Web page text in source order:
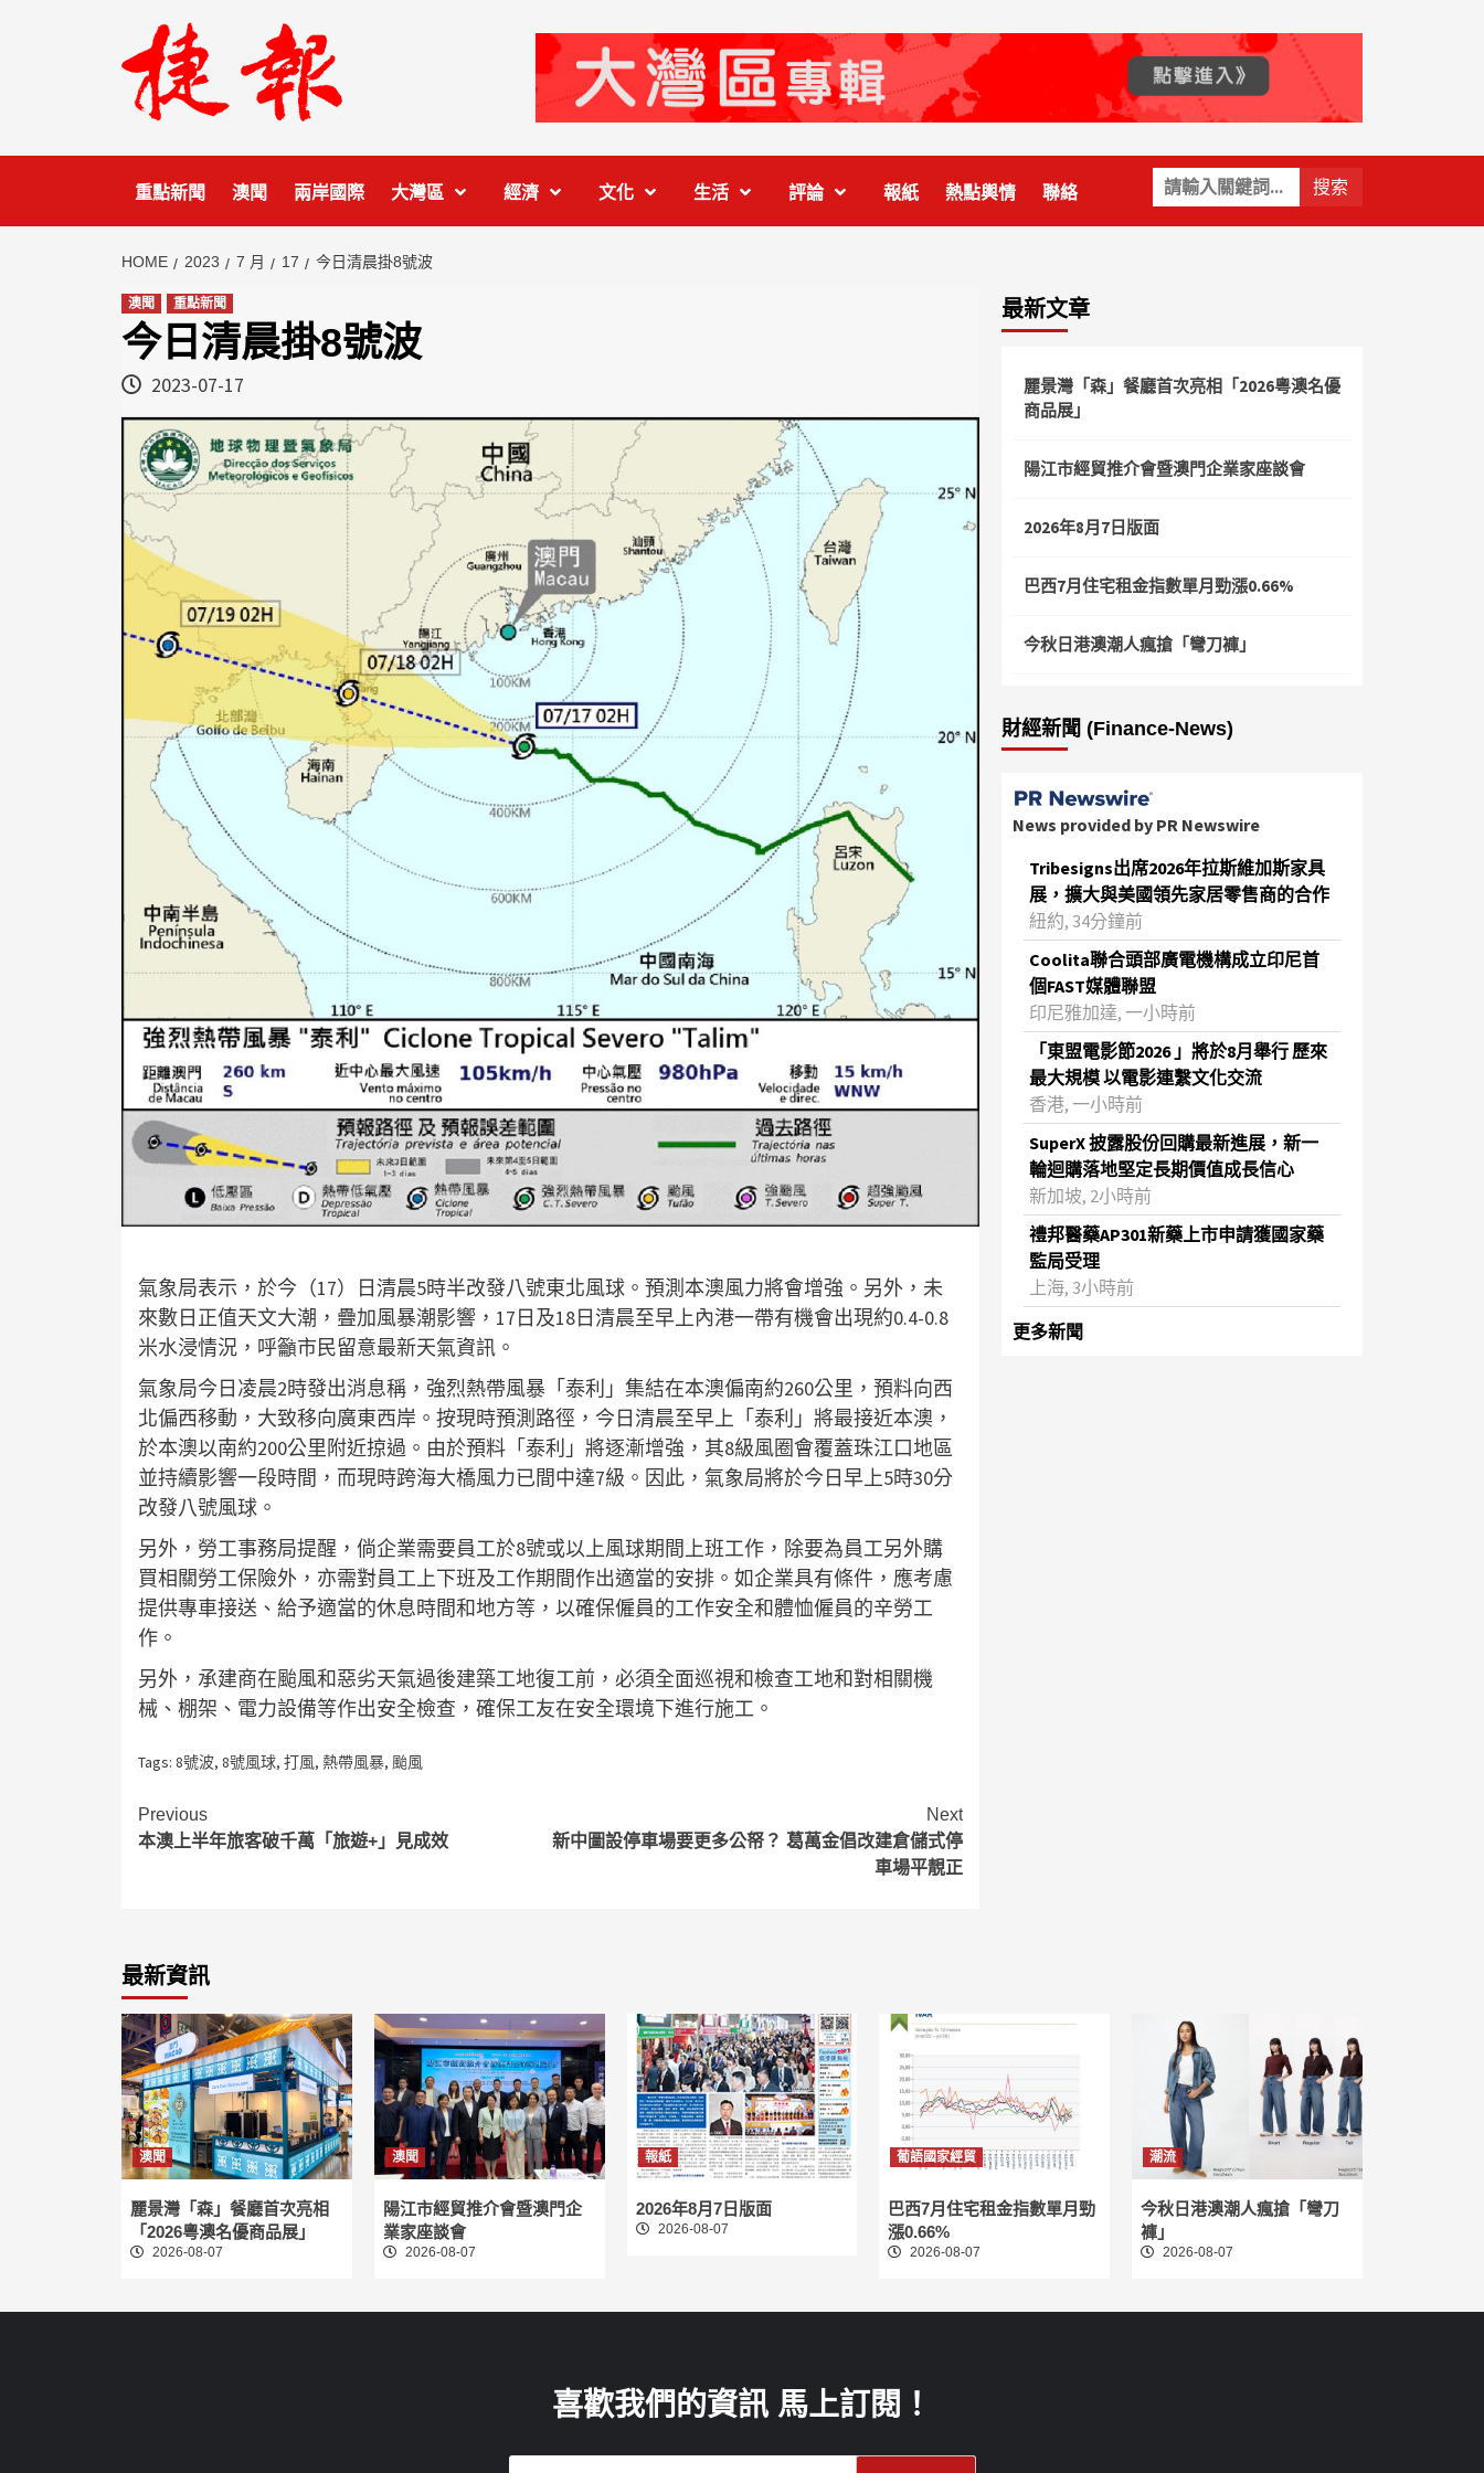
關
鍵
字:
重點新聞 澳聞 兩岸國際 大灣區 經濟 文化 生活 評論 報紙 熱點輿情 聯絡
HOME 2023 7 月 17 今日清晨掛8號波
澳聞 重點新聞
今日清晨掛8號波
2023-07-17
氣象局表示，於今（17）日清晨5時半改發八號東北風球。預測本澳風力將會增強。另外，未
來數日正值天文大潮，疊加風暴潮影響，17日及18日清晨至早上內港一帶有機會出現約0.4-0.8
米水浸情況，呼籲市民留意最新天氣資訊。
氣象局今日凌晨2時發出消息稱，強烈熱帶風暴「泰利」集結在本澳偏南約260公里，預料向西
北偏西移動，大致移向廣東西岸。按現時預測路徑，今日清晨至早上「泰利」將最接近本澳，
於本澳以南約200公里附近掠過。由於預料「泰利」將逐漸增強，其8級風圈會覆蓋珠江口地區
並持續影響一段時間，而現時跨海大橋風力已間中達7級。因此，氣象局將於今日早上5時30分
改發八號風球。
另外，勞工事務局提醒，倘企業需要員工於8號或以上風球期間上班工作，除要為員工另外購
買相關勞工保險外，亦需對員工上下班及工作期間作出適當的安排。如企業具有條件，應考慮
提供專車接送、給予適當的休息時間和地方等，以確保僱員的工作安全和體恤僱員的辛勞工
作。
另外，承建商在颱風和惡劣天氣過後建築工地復工前，必須全面巡視和檢查工地和對相關機
械、棚架、電力設備等作出安全檢查，確保工友在安全環境下進行施工。
Tags: 8號波, 8號風球, 打風, 熱帶風暴, 颱風
Continue
Reading
Previous
本澳上半年旅客破千萬「旅遊+」見成效
Next
新中圖設停車場要更多公帑？ 葛萬金倡改建倉儲式停
車場平靚正
最新文章
麗景灣「森」餐廳首次亮相「2026粵澳名優
商品展」
陽江市經貿推介會暨澳門企業家座談會
2026年8月7日版面
巴西7月住宅租金指數單月勁漲0.66%
今秋日港澳潮人瘋搶「彎刀褲」
財經新聞 (Finance-News)
News provided by PR Newswire
Tribesigns出席2026年拉斯維加斯家具
展，擴大與美國領先家居零售商的合作
紐約, 34分鐘前
Coolita聯合頭部廣電機構成立印尼首
個FAST媒體聯盟
印尼雅加達, 一小時前
「東盟電影節2026 」將於8月舉行 歷來
最大規模 以電影連繫文化交流
香港, 一小時前
SuperX 披露股份回購最新進展，新一
輪迴購落地堅定長期價值成長信心
新加坡, 2小時前
禮邦醫藥AP301新藥上市申請獲國家藥
監局受理
上海, 3小時前
更多新聞
最新資訊
澳聞
麗景灣「森」餐廳首次亮相
「2026粵澳名優商品展」
2026-08-07
澳聞
陽江市經貿推介會暨澳門企
業家座談會
2026-08-07
報紙
2026年8月7日版面
2026-08-07
葡語國家經貿
巴西7月住宅租金指數單月勁
漲0.66%
2026-08-07
潮流
今秋日港澳潮人瘋搶「彎刀
褲」
2026-08-07
喜歡我們的資訊 馬上訂閱！